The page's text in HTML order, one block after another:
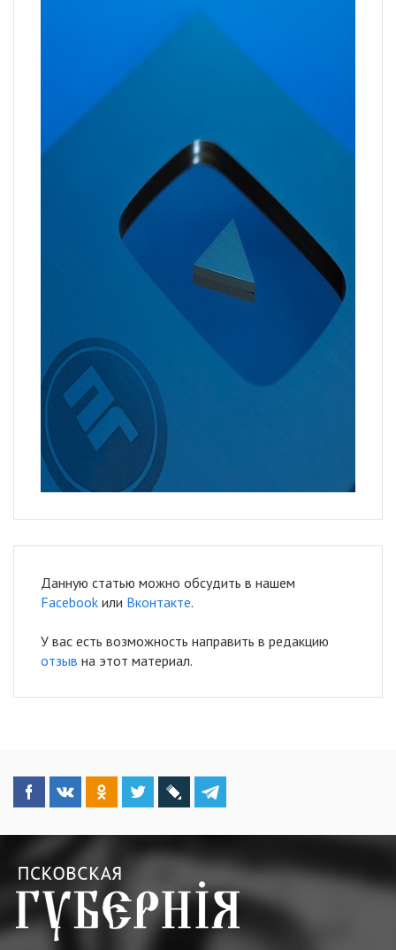
Данную статью можно обсудить в нашем
Facebook или Вконтакте.
У вас есть возможность направить в редакцию
отзыв на этот материал.